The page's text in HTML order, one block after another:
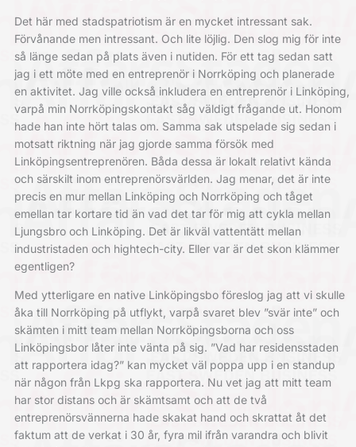
Det här med stadspatriotism är en mycket intressant sak.
Förvånande men intressant. Och lite löjlig. Den slog mig för inte
så länge sedan på plats även i nutiden. För ett tag sedan satt
jag i ett möte med en entreprenör i Norrköping och planerade
en aktivitet. Jag ville också inkludera en entreprenör i Linköping,
varpå min Norrköpingskontakt såg väldigt frågande ut. Honom
hade han inte hört talas om. Samma sak utspelade sig sedan i
motsatt riktning när jag gjorde samma försök med
Linköpingsentreprenören. Båda dessa är lokalt relativt kända
och särskilt inom entreprenörsvärlden. Jag menar, det är inte
precis en mur mellan Linköping och Norrköping och tåget
emellan tar kortare tid än vad det tar för mig att cykla mellan
Ljungsbro och Linköping. Det är likväl vattentätt mellan
industristaden och hightech-city. Eller var är det skon klämmer
egentligen?
Med ytterligare en native Linköpingsbo föreslog jag att vi skulle
åka till Norrköping på utflykt, varpå svaret blev ”svär inte” och
skämten i mitt team mellan Norrköpingsborna och oss
Linköpingsbor låter inte vänta på sig. ”Vad har residensstaden
att rapportera idag?” kan mycket väl poppa upp i en standup
när någon från Lkpg ska rapportera. Nu vet jag att mitt team
har stor distans och är skämtsamt och att de två
entreprenörsvännerna hade skakat hand och skrattat åt det
faktum att de verkat i 30 år, fyra mil ifrån varandra och blivit